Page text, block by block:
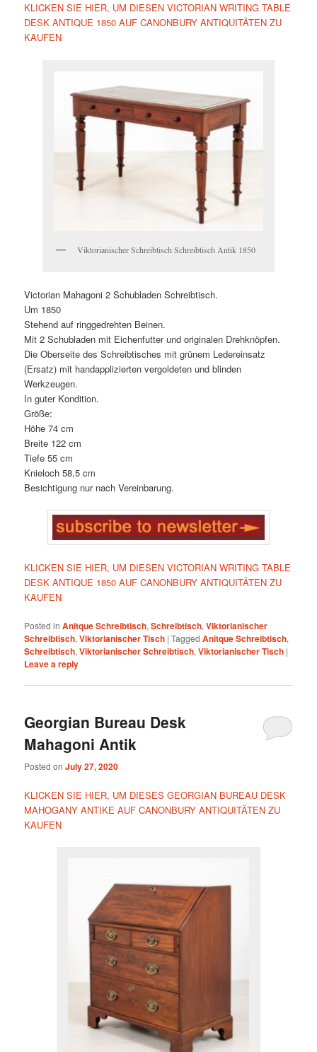
KLICKEN SIE HIER, UM DIESEN VICTORIAN WRITING TABLE
DESK ANTIQUE 1850 AUF CANONBURY ANTIQUITÄTEN ZU
KAUFEN
Viktorianischer Schreibtisch Schreibtisch Antik 1850
Victorian Mahagoni 2 Schubladen Schreibtisch.
Um 1850
Stehend auf ringgedrehten Beinen.
Mit 2 Schubladen mit Eichenfutter und originalen Drehknöpfen.
Die Oberseite des Schreibtisches mit grünem Ledereinsatz
(Ersatz) mit handapplizierten vergoldeten und blinden
Werkzeugen.
In guter Kondition.
Größe:
Höhe 74 cm
Breite 122 cm
Tiefe 55 cm
Knieloch 58,5 cm
Besichtigung nur nach Vereinbarung.
KLICKEN SIE HIER, UM DIESEN VICTORIAN WRITING TABLE
DESK ANTIQUE 1850 AUF CANONBURY ANTIQUITÄTEN ZU
KAUFEN
Posted in Anitque Schreibtisch,Schreibtisch,Viktorianischer
Schreibtisch,Viktorianischer Tisch |Tagged Anitque Schreibtisch,
Schreibtisch,Viktorianischer Schreibtisch,Viktorianischer Tisch |
Leave a reply
Georgian Bureau Desk
Mahagoni Antik
Posted onJuly 27, 2020
KLICKEN SIE HIER, UM DIESES GEORGIAN BUREAU DESK
MAHOGANY ANTIKE AUF CANONBURY ANTIQUITÄTEN ZU
KAUFEN